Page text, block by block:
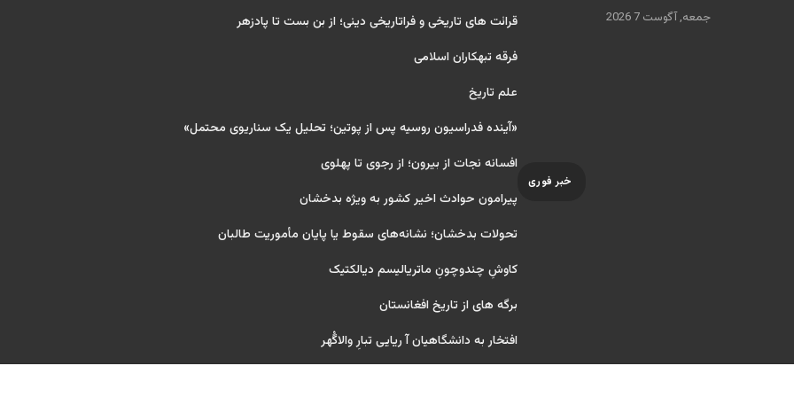
جمعه, آگوست 7 2026
خبر فوری
قرائت های تاریخی و فراتاریخی دینی؛ از بن بست تا پادزهر
فرقه تبهکاران اسلامی
علم تاریخ
«آینده فدراسیون روسیه پس از پوتین؛ تحلیل یک سناریوی محتمل»
افسانه نجات از بیرون؛ از رجوی تا پهلوی
پیرامون حوادث اخیر کشور به ویژه بدخشان
تحولات بدخشان؛ نشانه‌های سقوط یا پایان مأموریت طالبان
کاوشِ چندو‌چونِ ماتریالیسم دیالکتیک
برگه های از تاریخ افغانستان
افتخار به دانشگاهیان آ ریایی تبارِ والاگُهر